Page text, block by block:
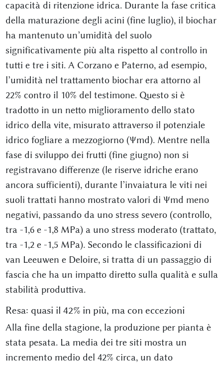
capacità di ritenzione idrica. Durante la fase critica
della maturazione degli acini (fine luglio), il biochar
ha mantenuto un’umidità del suolo
significativamente più alta rispetto al controllo in
tutti e tre i siti. A Corzano e Paterno, ad esempio,
l’umidità nel trattamento biochar era attorno al
22% contro il 10% del testimone. Questo si è
tradotto in un netto miglioramento dello stato
idrico della vite, misurato attraverso il potenziale
idrico fogliare a mezzogiorno (Ψmd). Mentre nella
fase di sviluppo dei frutti (fine giugno) non si
registravano differenze (le riserve idriche erano
ancora sufficienti), durante l’invaiatura le viti nei
suoli trattati hanno mostrato valori di Ψmd meno
negativi, passando da uno stress severo (controllo,
tra -1,6 e -1,8 MPa) a uno stress moderato (trattato,
tra -1,2 e -1,5 MPa). Secondo le classificazioni di
van Leeuwen e Deloire, si tratta di un passaggio di
fascia che ha un impatto diretto sulla qualità e sulla
stabilità produttiva.
Resa: quasi il 42% in più, ma con eccezioni
Alla fine della stagione, la produzione per pianta è
stata pesata. La media dei tre siti mostra un
incremento medio del 42% circa, un dato